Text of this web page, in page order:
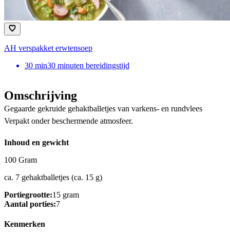
AH verspakket erwtensoep
30 min30 minuten bereidingstijd
Omschrijving
Gegaarde gekruide gehaktballetjes van varkens- en rundvlees
Verpakt onder beschermende atmosfeer.
Inhoud en gewicht
100 Gram
ca. 7 gehaktballetjes (ca. 15 g)
Portiegrootte:15 gram
Aantal porties:7
Kenmerken